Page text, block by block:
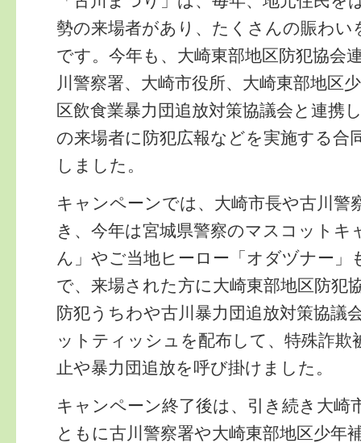
勢の来場者があり、たくさんの賑わい
です。今年も、大崎東部地区防犯協会
川警察署、大崎市役所、大崎東部地区
区飲食業暴力団追放対策協議会と連携
の来場者に防犯広報などを実施する合
しました。
キャンペーンでは、大崎市長や古川警
き、今年は宮城県警察のマスコットキ
ん」やご当地ヒーロー「オダヅナー」
で、来場された方に大崎東部地区防犯
防犯うちわや古川暴力団追放対策協議
ットティッシュを配布して、特殊詐欺
止や暴力団追放を呼び掛けました。
キャンペーン終了後は、引き続き大崎
ともに古川警察署や大崎東部地区少年